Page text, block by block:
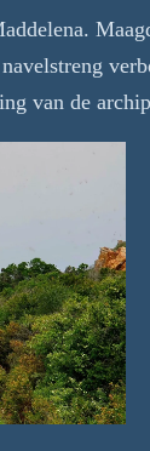
van de